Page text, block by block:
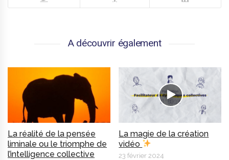
A découvrir également
La réalité de la pensée
liminale ou le triomphe de
l’intelligence collective
La magie de la création
vidéo
23 février 2024